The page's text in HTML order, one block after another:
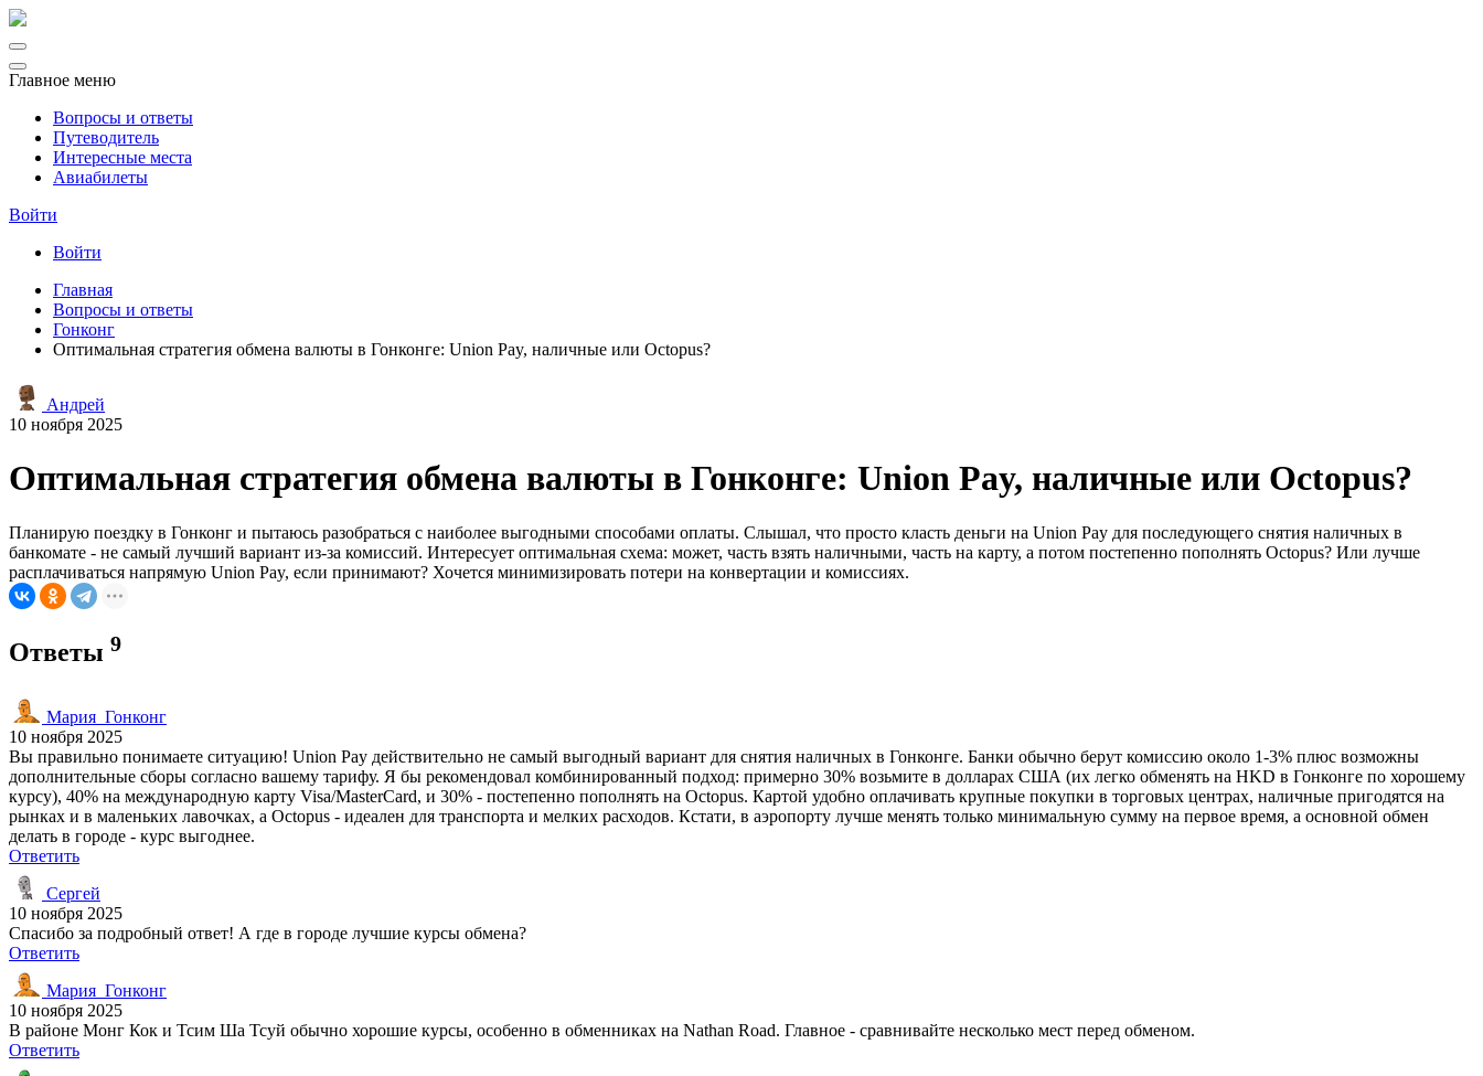
Главное меню
Вопросы и ответы
Путеводитель
Интересные места
Авиабилеты
Войти
Войти
Главная
Вопросы и ответы
Гонконг
Оптимальная стратегия обмена валюты в Гонконге: Union Pay, наличные или Octopus?
Андрей
10 ноября 2025
Оптимальная стратегия обмена валюты в Гонконге: Union Pay, наличные или Octopus?
Планирую поездку в Гонконг и пытаюсь разобраться с наиболее выгодными способами оплаты. Слышал, что просто класть деньги на Union Pay для последующего снятия наличных в
банкомате - не самый лучший вариант из-за комиссий. Интересует оптимальная схема: может, часть взять наличными, часть на карту, а потом постепенно пополнять Octopus? Или лучше
расплачиваться напрямую Union Pay, если принимают? Хочется минимизировать потери на конвертации и комиссиях.
Ответы 9
Мария_Гонконг
10 ноября 2025
Вы правильно понимаете ситуацию! Union Pay действительно не самый выгодный вариант для снятия наличных в Гонконге. Банки обычно берут комиссию около 1-3% плюс возможны
дополнительные сборы согласно вашему тарифу. Я бы рекомендовал комбинированный подход: примерно 30% возьмите в долларах США (их легко обменять на HKD в Гонконге по хорошему
курсу), 40% на международную карту Visa/MasterCard, и 30% - постепенно пополнять на Octopus. Картой удобно оплачивать крупные покупки в торговых центрах, наличные пригодятся на
рынках и в маленьких лавочках, а Octopus - идеален для транспорта и мелких расходов. Кстати, в аэропорту лучше менять только минимальную сумму на первое время, а основной обмен
делать в городе - курс выгоднее.
Ответить
Сергей
10 ноября 2025
Спасибо за подробный ответ! А где в городе лучшие курсы обмена?
Ответить
Мария_Гонконг
10 ноября 2025
В районе Монг Кок и Тсим Ша Тсуй обычно хорошие курсы, особенно в обменниках на Nathan Road. Главное - сравнивайте несколько мест перед обменом.
Ответить